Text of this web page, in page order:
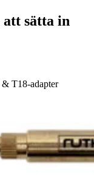
sätta in
T18-adapter